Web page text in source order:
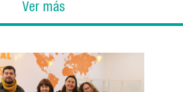
Ver más